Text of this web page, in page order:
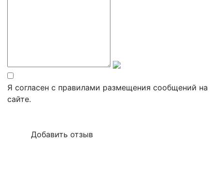
Я согласен с правилами размещения сообщений на
сайте.